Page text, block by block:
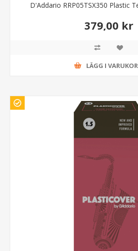
D'Addario RRP05TSX350 Plastic
379,00 kr
LÄGG I